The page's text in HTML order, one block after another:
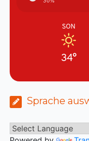
SON
34°
Sprache